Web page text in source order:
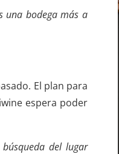
una bodega más a
El plan para
espera poder
del lugar